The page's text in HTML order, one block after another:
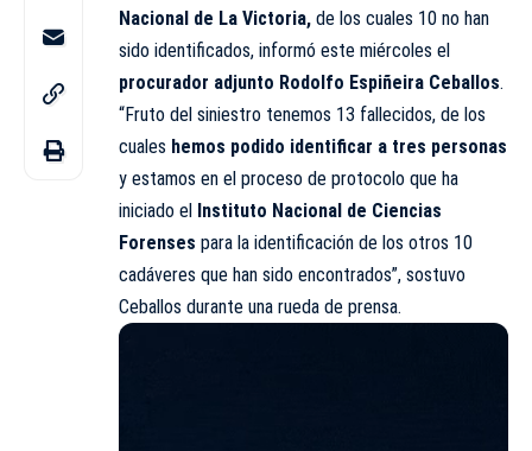
Nacional de La Victoria, de los cuales 10 no han
sido identificados, informó este miércoles el
procurador adjunto Rodolfo Espiñeira Ceballos.
“Fruto del siniestro tenemos 13 fallecidos, de los
cuales hemos podido identificar a tres personas
y estamos en el proceso de protocolo que ha
iniciado el
Instituto Nacional de Ciencias
Forenses para la identificación de los otros 10
cadáveres que han sido encontrados”, sostuvo
Ceballos durante una rueda de prensa.